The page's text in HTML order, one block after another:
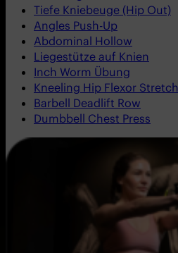
Tiefe Kniebeuge (Hip Out)
Angles Push-Up
Abdominal Hollow
Liegestütze auf Knien
Inch Worm Übung
Kneeling Hip Flexor Stretch
Barbell Deadlift Row
Dumbbell Chest Press